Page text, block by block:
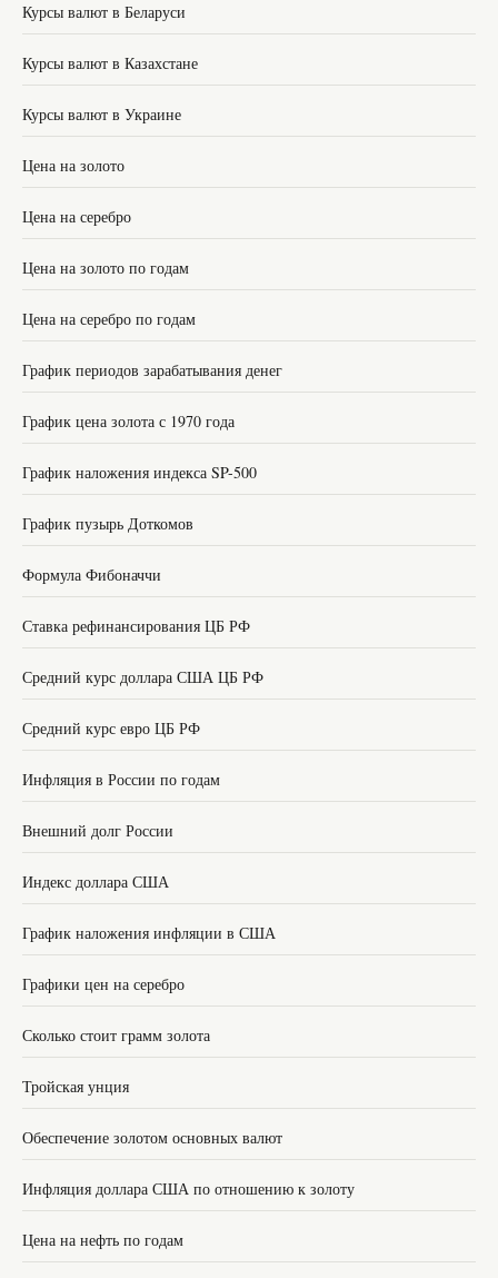
Курсы валют в Беларуси
Курсы валют в Казахстане
Курсы валют в Украине
Цена на золото
Цена на серебро
Цена на золото по годам
Цена на серебро по годам
График периодов зарабатывания денег
График цена золота с 1970 года
График наложения индекса SP-500
График пузырь Доткомов
Формула Фибоначчи
Ставка рефинансирования ЦБ РФ
Средний курс доллара США ЦБ РФ
Средний курс евро ЦБ РФ
Инфляция в России по годам
Внешний долг России
Индекс доллара США
График наложения инфляции в США
Графики цен на серебро
Сколько стоит грамм золота
Тройская унция
Обеспечение золотом основных валют
Инфляция доллара США по отношению к золоту
Цена на нефть по годам